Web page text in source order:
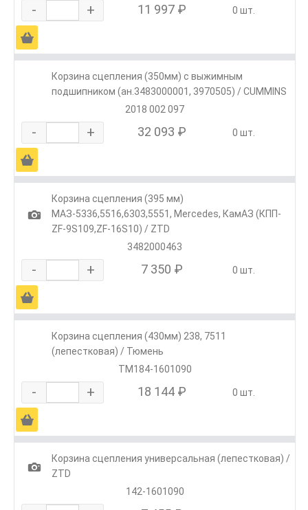
- + 11 997 ₽ 0 шт.
Ä
Корзина сцепления (350мм) с выжимным
подшипником (ан.3483000001, 3970505) / CUMMINS
2018 002 097
- + 32 093 ₽ 0 шт.
Ä
1
Корзина сцепления (395 мм)
МАЗ-5336,5516,6303,5551, Mercedes, КамАЗ (КПП-
ZF-9S109,ZF-16S10) / ZTD
3482000463
- + 7 350 ₽ 0 шт.
Ä
Корзина сцепления (430мм) 238, 7511
(лепестковая) / Тюмень
ТМ184-1601090
- + 18 144 ₽ 0 шт.
Ä
1
Корзина сцепления универсальная (лепестковая) /
ZTD
142-1601090